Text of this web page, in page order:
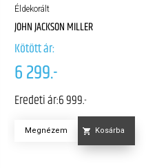
Éldekorált
JOHN JACKSON MILLER
Kötött ár:
6 299.-
Eredeti ár:6 999.-
Megnézem Kosárba